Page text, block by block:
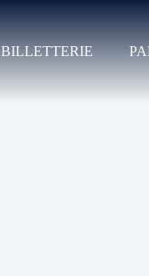
BILLETTERIE